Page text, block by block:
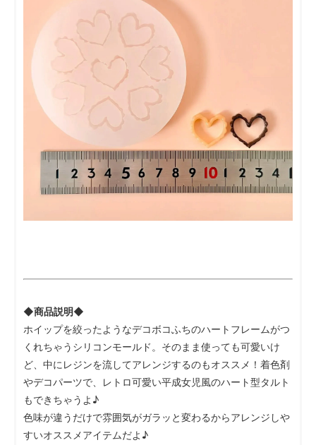
◆商品説明◆
ホイップを絞ったようなデコボコふちのハートフレームがつ
くれちゃうシリコンモールド。そのまま使っても可愛いけ
ど、中にレジンを流してアレンジするのもオススメ！着色剤
やデコパーツで、レトロ可愛い平成女児風のハート型タルト
もできちゃうよ♪
色味が違うだけで雰囲気がガラッと変わるからアレンジしや
すいオススメアイテムだよ♪